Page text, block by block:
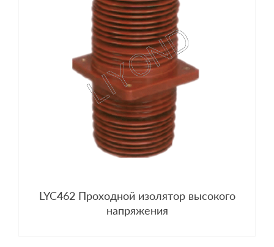
LYC462 Проходной изолятор высокого
напряжения